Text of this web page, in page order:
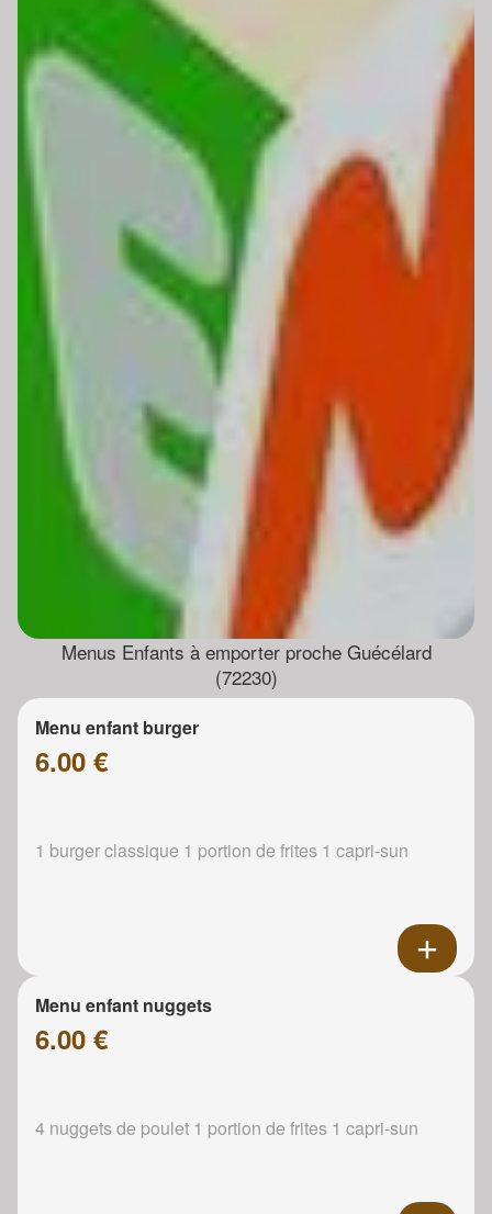
Menus Enfants à emporter proche Guécélard
(72230)
Menu enfant burger
6.00 €
1 burger classique 1 portion de frites 1 capri-sun
Menu enfant nuggets
6.00 €
4 nuggets de poulet 1 portion de frites 1 capri-sun